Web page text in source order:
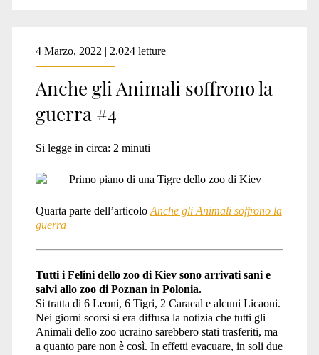
4 Marzo, 2022 | 2.024 letture
Anche gli Animali soffrono la
guerra #4
Si legge in circa: 2 minuti
Quarta parte dell’articolo Anche gli Animali soffrono la
guerra
Tutti i Felini dello zoo di Kiev sono arrivati sani e
salvi allo zoo di Poznan in Polonia.
Si tratta di 6 Leoni, 6 Tigri, 2 Caracal e alcuni Licaoni.
Nei giorni scorsi si era diffusa la notizia che tutti gli
Animali dello zoo ucraino sarebbero stati trasferiti, ma
a quanto pare non è così. In effetti evacuare, in soli due